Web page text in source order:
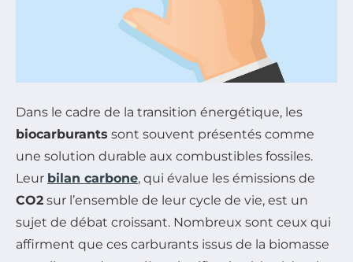
Dans le cadre de la transition énergétique, les
biocarburants sont souvent présentés comme
une solution durable aux combustibles fossiles.
Leur bilan carbone, qui évalue les émissions de
CO2 sur l’ensemble de leur cycle de vie, est un
sujet de débat croissant. Nombreux sont ceux qui
affirment que ces carburants issus de la biomasse